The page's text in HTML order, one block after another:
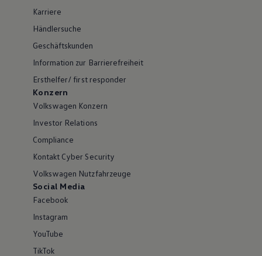
Karriere
Händlersuche
Geschäftskunden
Information zur Barrierefreiheit
Ersthelfer/ first responder
Konzern
Volkswagen Konzern
Investor Relations
Compliance
Kontakt Cyber Security
Volkswagen Nutzfahrzeuge
Social Media
Facebook
Instagram
YouTube
TikTok